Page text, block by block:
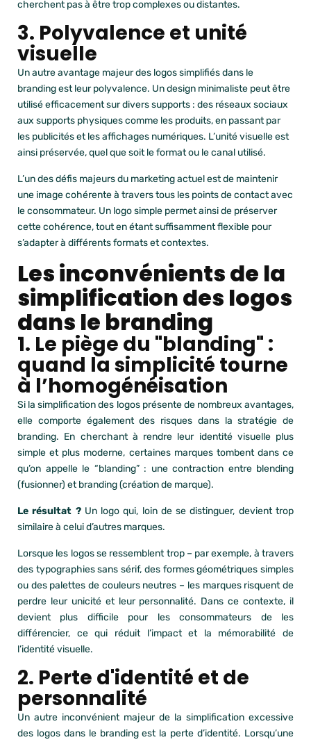
cherchent pas à être trop complexes ou distantes.
3. Polyvalence et unité
visuelle
Un autre avantage majeur des logos simplifiés dans le
branding est leur polyvalence. Un design minimaliste peut être
utilisé efficacement sur divers supports : des réseaux sociaux
aux supports physiques comme les produits, en passant par
les publicités et les affichages numériques. L’unité visuelle est
ainsi préservée, quel que soit le format ou le canal utilisé.
L’un des défis majeurs du marketing actuel est de maintenir
une image cohérente à travers tous les points de contact avec
le consommateur. Un logo simple permet ainsi de préserver
cette cohérence, tout en étant suffisamment flexible pour
s’adapter à différents formats et contextes.
Les inconvénients de la
simplification des logos
dans le branding
1. Le piège du "blanding" :
quand la simplicité tourne
à l’homogénéisation
Si la simplification des logos présente de nombreux avantages,
elle comporte également des risques dans la stratégie de
branding. En cherchant à rendre leur identité visuelle plus
simple et plus moderne, certaines marques tombent dans ce
qu’on appelle le “blanding” : une contraction entre blending
(fusionner) et branding (création de marque).
Le résultat ?Un logo qui, loin de se distinguer, devient trop
similaire à celui d’autres marques.
Lorsque les logos se ressemblent trop – par exemple, à travers
des typographies sans sérif, des formes géométriques simples
ou des palettes de couleurs neutres – les marques risquent de
perdre leur unicité et leur personnalité. Dans ce contexte, il
devient plus difficile pour les consommateurs de les
différencier, ce qui réduit l’impact et la mémorabilité de
l’identité visuelle.
2. Perte d'identité et de
personnalité
Un autre inconvénient majeur de la simplification excessive
des logos dans le branding est la perte d’identité. Lorsqu’une